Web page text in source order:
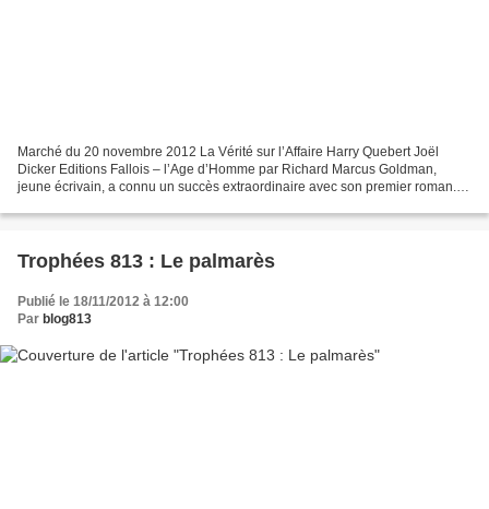
Marché du 20 novembre 2012 La Vérité sur l’Affaire Harry Quebert Joël
Dicker Editions Fallois – l’Age d’Homme par Richard Marcus Goldman,
jeune écrivain, a connu un succès extraordinaire avec son premier roman.
Trophées 813 : Le palmarès
Publié le 18/11/2012 à 12:00
Par blog813